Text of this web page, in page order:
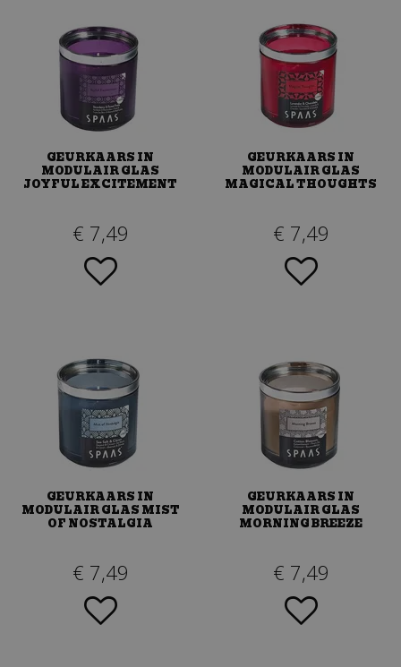
GEURKAARS IN
MODULAIR GLAS
JOYFUL EXCITEMENT
€ 7,49
GEURKAARS IN
MODULAIR GLAS
MAGICAL THOUGHTS
€ 7,49
GEURKAARS IN
MODULAIR GLAS MIST
OF NOSTALGIA
€ 7,49
GEURKAARS IN
MODULAIR GLAS
MORNING BREEZE
€ 7,49